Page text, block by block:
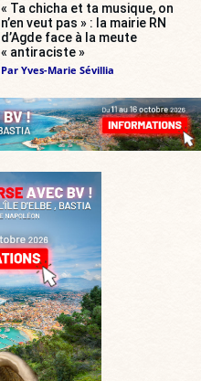
« Ta chicha et ta musique, on
n’en veut pas » : la mairie RN
d’Agde face à la meute
« antiraciste »
Par Yves-Marie Sévillia